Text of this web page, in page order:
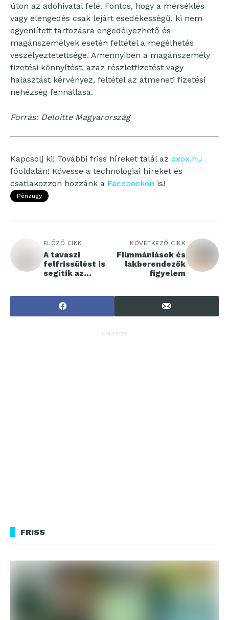
úton az adóhivatal felé. Fontos, hogy a mérséklés
vagy elengedés csak lejárt esedékességű, ki nem
egyenlített tartozásra engedélyezhető és
magánszemélyek esetén feltétel a megélhetés
veszélyeztetettsége. Amennyiben a magánszemély
fizetési könnyítést, azaz részletfizetést vagy
halasztást kérvényez, feltétel az átmeneti fizetési
nehézség fennállása.
Forrás: Deloitte Magyarország
Kapcsolj ki! További friss híreket talál az oxox.hu
főoldalán! Kövesse a technológiai híreket és
csatlakozzon hozzánk a Facebookon is!
Pénzügy
ELŐZŐ CIKK
A tavaszi
felfrissülést is
segítik az
KÖVETKEZŐ CIKK
Filmmániások és
lakberendezők
figyelem
HIRDETÉS
FRISS